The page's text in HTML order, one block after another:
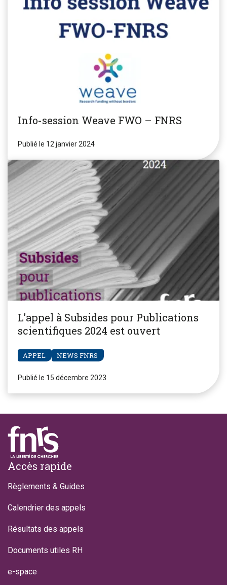
Info-session Weave FWO – FNRS
Publié le 12 janvier 2024
L'appel à Subsides pour Publications
scientifiques 2024 est ouvert
APPEL NEWS FNRS
Publié le 15 décembre 2023
Footer
Accès rapide
Règlements & Guides
Calendrier des appels
Résultats des appels
Documents utiles RH
e-space